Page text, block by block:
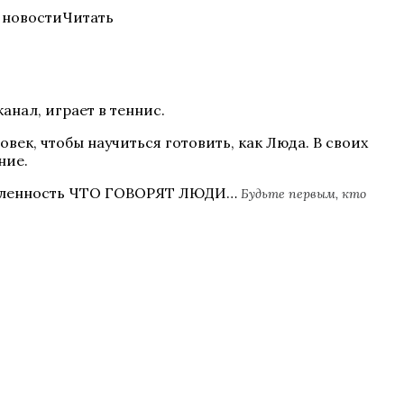
играет в теннис.
чтобы научиться готовить, как Люда. В своих
ЧТО ГОВОРЯТ ЛЮДИ… Будьте первым, кто